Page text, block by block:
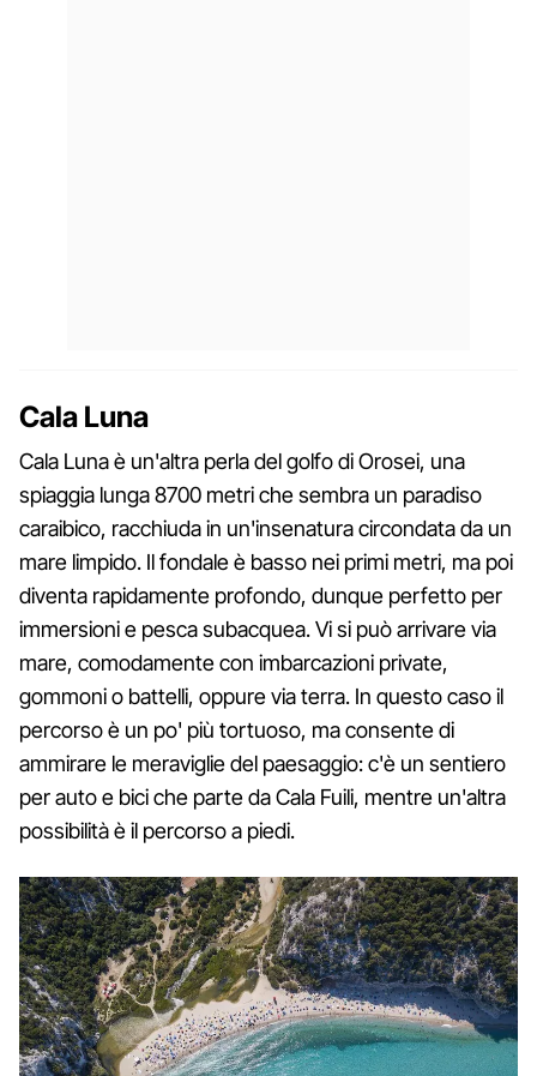
Cala Luna
Cala Luna è un'altra perla del golfo di Orosei, una
spiaggia lunga 8700 metri che sembra un paradiso
caraibico, racchiuda in un'insenatura circondata da un
mare limpido. Il fondale è basso nei primi metri, ma poi
diventa rapidamente profondo, dunque perfetto per
immersioni e pesca subacquea. Vi si può arrivare via
mare, comodamente con imbarcazioni private,
gommoni o battelli, oppure via terra. In questo caso il
percorso è un po' più tortuoso, ma consente di
ammirare le meraviglie del paesaggio: c'è un sentiero
per auto e bici che parte da Cala Fuili, mentre un'altra
possibilità è il percorso a piedi.